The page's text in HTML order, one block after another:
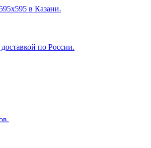
в Казани.
по России.